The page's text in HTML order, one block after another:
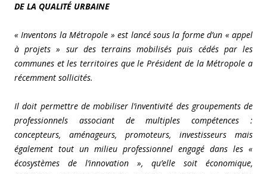
DE LA QUALITÉ URBAINE
« Inventons la Métropole » est lancé sous la forme d’un « appel
à projets » sur des terrains mobilisés puis cédés par les
communes et les territoires que le Président de la Métropole a
récemment sollicités.
Il doit permettre de mobiliser l’inventivité des groupements de
professionnels associant de multiples compétences :
concepteurs, aménageurs, promoteurs, investisseurs mais
également tout un milieu professionnel engagé dans les «
écosystèmes de l’innovation », qu’elle soit économique,